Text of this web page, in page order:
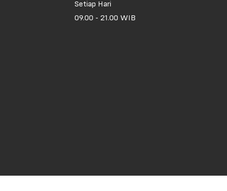
Setiap Hari
09.00 - 21.00 WIB